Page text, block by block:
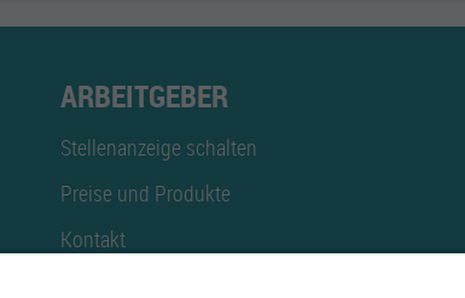
ARBEITGEBER
Stellenanzeige schalten
Preise und Produkte
Kontakt